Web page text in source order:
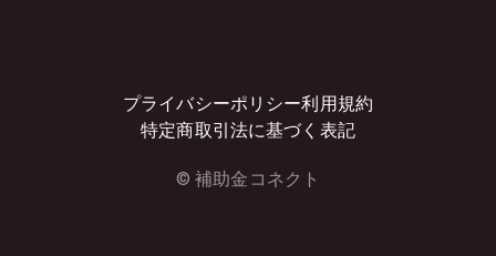
プライバシーポリシー利用規約
特定商取引法に基づく表記
© 補助金コネクト